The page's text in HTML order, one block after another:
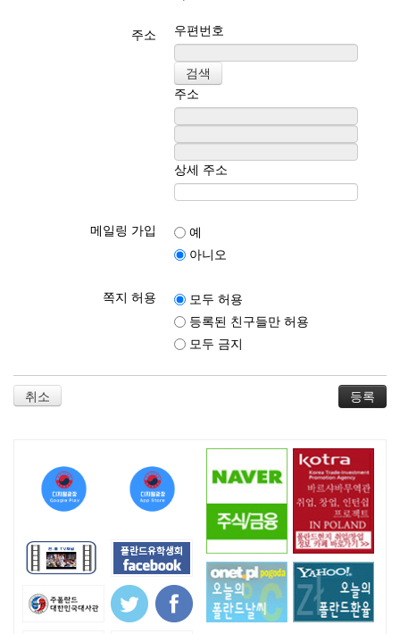
주소 우편번호
주소
상세 주소
메일링 가입
예
아니오
쪽지 허용
모두 허용
등록된 친구들만 허용
모두 금지
취소